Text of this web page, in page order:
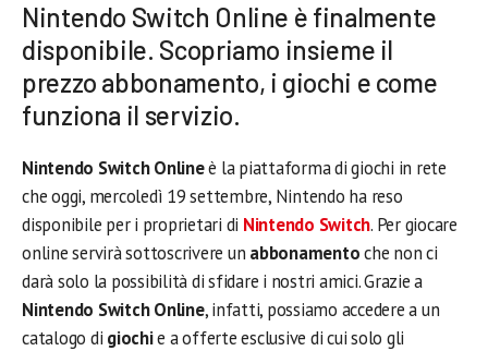
Nintendo Switch Online è finalmente
disponibile. Scopriamo insieme il
prezzo abbonamento, i giochi e come
funziona il servizio.
Nintendo Switch Onlineè la piattaforma di giochi in rete
che oggi, mercoledì 19 settembre, Nintendo ha reso
disponibile per i proprietari di Nintendo Switch. Per giocare
online servirà sottoscrivere un abbonamentoche non ci
darà solo la possibilità di sfidare i nostri amici. Grazie a
Nintendo Switch Online, infatti, possiamo accedere a un
catalogo di giochie a offerte esclusive di cui solo gli